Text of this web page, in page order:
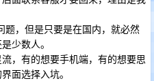
题，但是只要是在国内，就必然
少数人。
，有的想要手机端，有的想要思
面选择入坑。